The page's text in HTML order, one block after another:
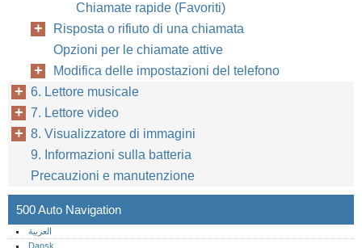
Chiamate rapide (Favoriti)
Risposta o rifiuto di una chiamata
Opzioni per le chiamate attive
Modifica delle impostazioni del telefono
6. Lettore musicale
7. Lettore video
8. Visualizzatore di immagini
9. Informazioni sulla batteria
Precauzioni e manutenzione
500 Auto Navigation
العربية
Dansk